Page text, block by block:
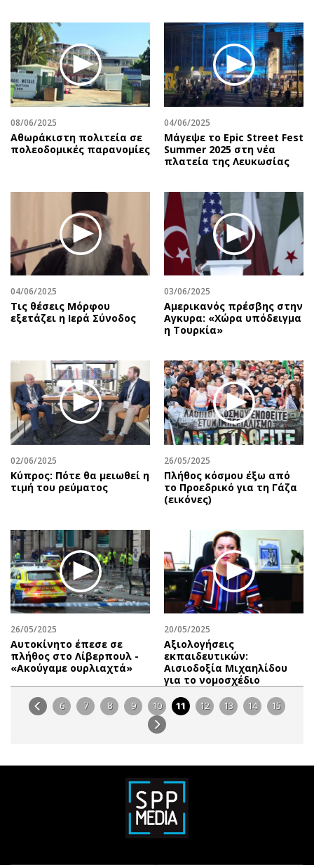
08/06/2025
Αθωράκιστη πολιτεία σε
πολεοδομικές παρανομίες
04/06/2025
Μάγεψε το Epic Street Fest
Summer 2025 στη νέα
πλατεία της Λευκωσίας
04/06/2025
Τις θέσεις Μόρφου
εξετάζει η Ιερά Σύνοδος
03/06/2025
Αμερικανός πρέσβης στην
Αγκυρα: «Χώρα υπόδειγμα
η Τουρκία»
02/06/2025
Κύπρος: Πότε θα μειωθεί η
τιμή του ρεύματος
26/05/2025
Πλήθος κόσμου έξω από
το Προεδρικό για τη Γάζα
(εικόνες)
26/05/2025
Αυτοκίνητο έπεσε σε
πλήθος στο Λίβερπουλ -
«Ακούγαμε ουρλιαχτά»
20/05/2025
Αξιολογήσεις
εκπαιδευτικών:
Αισιοδοξία Μιχαηλίδου
για το νομοσχέδιο
6 7 8 9 10 11 12 13 14 15